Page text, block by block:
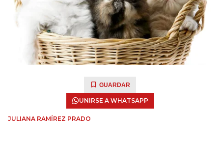
GUARDAR
UNIRSE A WHATSAPP
JULIANA RAMÍREZ PRADO